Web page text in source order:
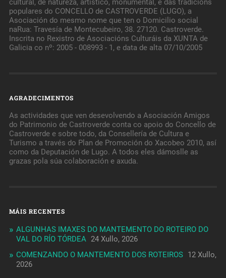
cultural, de natureza, artístico, monumental, e das tradicións
populares do CONCELLO de CASTROVERDE (LUGO), a
Asociación do mesmo nome que ten o Domicilio social
naRua: Travesía de Montecubeiro, 38. 27120. Castroverde.
Inscrita no Rexistro de Asociacións Culturáis da XUNTA de
Galicia co nº: 2005 - 008993 - 1, e data de alta 07/10/2005
AGRADECIMENTOS
As actividades que ven desevolvendo a Asociación Amigos
do Patrimonio de Castroverde conta co apoio do Concello de
Castroverde e sobre todo, da Consellería de Cultura e
Turismo a través do Plan de Promoción do Xacobeo 2010, así
como da Deputación de Lugo. A todos eles dámoslle as
grazas pola súa colaboración e axuda.
MÁIS RECENTES
ALGUNHAS IMAXES DO MANTEMENTO DO ROTEIRO DO
VAL DO RÍO TÓRDEA 24 Xullo, 2026
COMENZANDO O MANTEMENTO DOS ROTEIROS 12 Xullo,
2026